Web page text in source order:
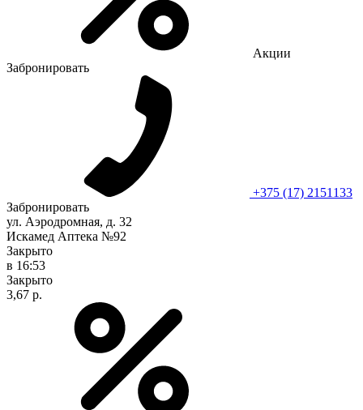
Акции
Забронировать
+375 (17) 2151133
Забронировать
ул. Аэродромная, д. 32
Искамед Аптека №92
Закрыто
в 16:53
Закрыто
3,67 р.